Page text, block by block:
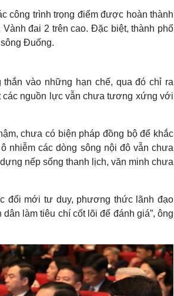
công trình trọng điểm được hoàn thành
đai 2 trên cao. Đặc biệt, thành phố
Đuống.
vào những hạn chế, qua đó chỉ ra
các nguồn lực vẫn chưa tương xứng với
chưa có biện pháp đồng bộ để khắc
nhiễm các dòng sông nội đô vẫn chưa
nếp sống thanh lịch, văn minh chưa
đổi mới tư duy, phương thức lãnh đạo
làm tiêu chí cốt lõi để đánh giá”, ông